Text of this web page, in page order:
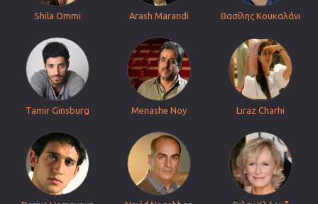
Shila Ommi Arash Marandi Βασίλης Κουκαλάνι
Tamir Ginsburg Menashe Noy Liraz Charhi